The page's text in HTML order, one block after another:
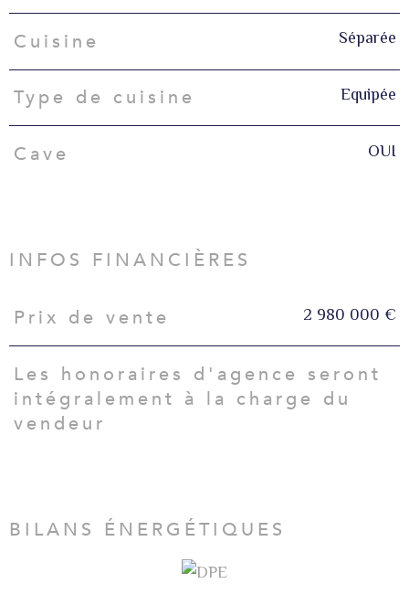
Cuisine Séparée
Type de cuisine Equipée
Cave OUI
INFOS FINANCIÈRES
Caractéristiques Valeurs
Prix de vente 2 980 000 €
Les honoraires d'agence seront
intégralement à la charge du
vendeur
BILANS ÉNERGÉTIQUES